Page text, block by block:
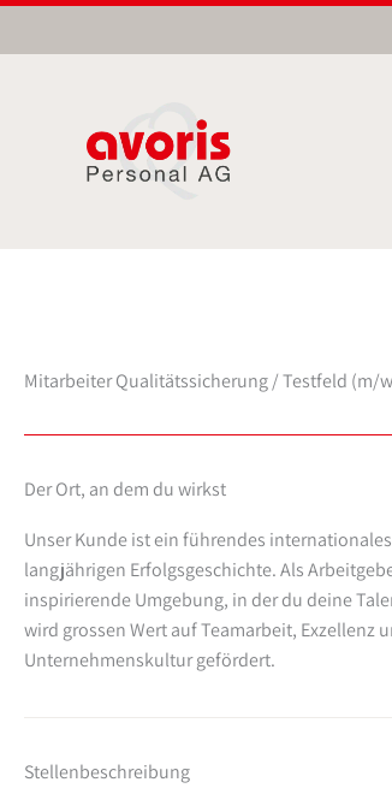
Inhalt
Mitarbeiter Qualitätssicherung / Testfeld (m/
Der Ort, an dem du wirkst
Unser Kunde ist ein führendes
langjährigen Erfolgsgeschichte. Als
inspirierende Umgebung, in der du deine
wird grossen Wert auf Teamarbeit,
Unternehmenskultur gefördert.
Stellenbeschreibung